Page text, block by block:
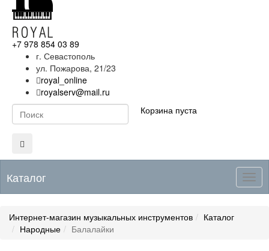
+7 978 854 03 89
г. Севастополь
ул. Пожарова, 21/23
royal_online
royalserv@mail.ru
Корзина пуста
Каталог
Интернет-магазин музыкальных инструментов
Каталог
Народные
Балалайки